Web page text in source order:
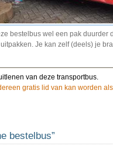
bestelbus wel een pak duurder
Je kan zelf (deels) je
van deze transportbus.
gratis lid van kan worden
bestelbus”